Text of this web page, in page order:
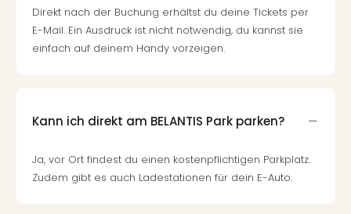
Direkt nach der Buchung erhältst du deine Tickets per
E-Mail. Ein Ausdruck ist nicht notwendig, du kannst sie
einfach auf deinem Handy vorzeigen.
Kann ich direkt am BELANTIS Park parken?
Ja, vor Ort findest du einen kostenpflichtigen Parkplatz.
Zudem gibt es auch Ladestationen für dein E-Auto.